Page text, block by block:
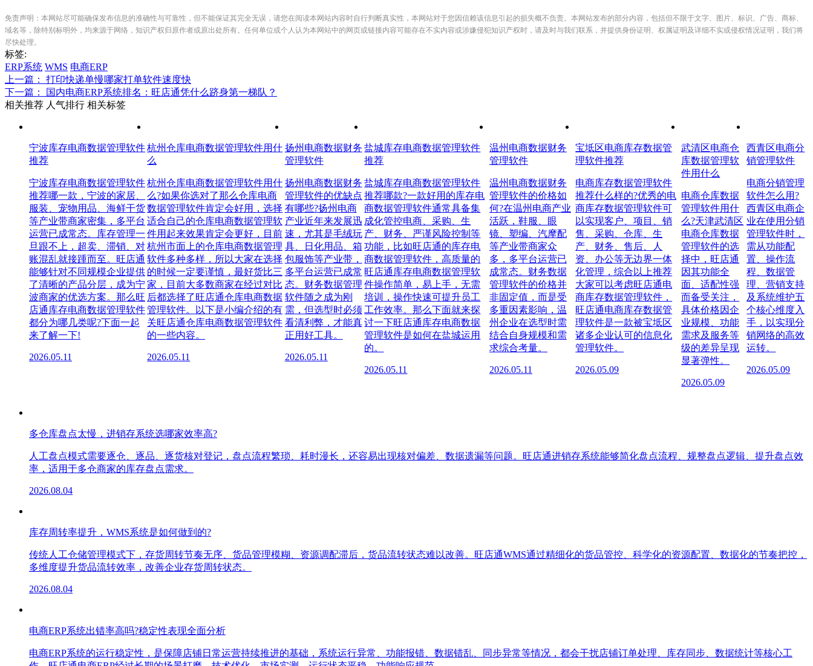
免责声明：本网站尽可能确保发布信息的准确性与可靠性，但不能保证其完全无误，请您在阅读本网站内容时自行判断真实性，本网站对于您因信赖该信息引起的损失概不负责。本网站发布的部分内容，包括但不限于文字、图片、标识、广告、商标、
域名等，除特别标明外，均来源于网络，知识产权归原作者或原出处所有。任何单位或个人认为本网站中的网页或链接内容可能存在不实内容或涉嫌侵犯知识产权时，请及时与我们联系，并提供身份证明、权属证明及详细不实或侵权情况证明，我们将
尽快处理。
标签:
ERP系统 WMS 电商ERP
上一篇： 打印快递单慢哪家打单软件速度快
下一篇： 国内电商ERP系统排名：旺店通凭什么跻身第一梯队？
相关推荐 人气排行 相关标签
宁波库存电商数据管理软件
推荐
宁波库存电商数据管理软件
推荐哪一款，宁波的家居、
服装、宠物用品、海鲜干货
等产业带商家密集，多平台
运营已成常态。库存管理一
旦跟不上，超卖、滞销、对
账混乱就接踵而至。旺店通
能够针对不同规模企业提供
了清晰的产品分层，成为宁
波商家的优选方案。那么旺
店通库存电商数据管理软件
都分为哪几类呢?下面一起
来了解一下!
2026.05.11
杭州仓库电商数据管理软件用什
么
杭州仓库电商数据管理软件用什
么?如果你选对了那么仓库电商
数据管理软件肯定会好用，选择
适合自己的仓库电商数据管理软
件用起来效果肯定会更好，目前
杭州市面上的仓库电商数据管理
软件多种多样，所以大家在选择
的时候一定要谨慎，最好货比三
家，目前大多数商家在经过对比
后都选择了旺店通仓库电商数据
管理软件。以下是小编介绍的有
关旺店通仓库电商数据管理软件
的一些内容。
2026.05.11
扬州电商数据财务
管理软件
扬州电商数据财务
管理软件的优缺点
有哪些?扬州电商
产业近年来发展迅
速，尤其是毛绒玩
具、日化用品、箱
包服饰等产业带，
多平台运营已成常
态。财务数据管理
软件随之成为刚
需，但选型时必须
看清利弊，才能真
正用好工具。
2026.05.11
盐城库存电商数据管理软件
推荐
盐城库存电商数据管理软件
推荐哪款?一款好用的库存电
商数据管理软件通常具备集
成化管控电商、采购、生
产、财务、严谨风险控制等
功能，比如旺店通的库存电
商数据管理软件，高质量的
旺店通库存电商数据管理软
件操作简单，易上手，无需
培训，操作快速可提升员工
工作效率。那么下面就来探
讨一下旺店通库存电商数据
管理软件是如何在盐城运用
的。
2026.05.11
温州电商数据财务
管理软件
温州电商数据财务
管理软件的价格如
何?在温州电商产业
活跃，鞋服、眼
镜、塑编、汽摩配
等产业带商家众
多，多平台运营已
成常态。财务数据
管理软件的价格并
非固定值，而是受
多重因素影响，温
州企业在选型时需
结合自身规模和需
求综合考量。
2026.05.11
宝坻区电商库存数据管
理软件推荐
电商库存数据管理软件
推荐什么样的?优秀的电
商库存数据管理软件可
以实现客户、项目、销
售、采购、仓库、生
产、财务、售后、人
资、办公等无边界一体
化管理，综合以上推荐
大家可以考虑旺店通电
商库存数据管理软件，
旺店通电商库存数据管
理软件是一款被宝坻区
诸多企业认可的信息化
管理软件。
2026.05.09
武清区电商仓
库数据管理软
件用什么
电商仓库数据
管理软件用什
么?天津武清区
电商仓库数据
管理软件的选
择中，旺店通
因其功能全
面、适配性强
而备受关注，
具体价格因企
业规模、功能
需求及服务等
级的差异呈现
显著弹性。
2026.05.09
西青区电商分
销管理软件
电商分销管理
软件怎么用?
西青区电商企
业在使用分销
管理软件时，
需从功能配
置、操作流
程、数据管
理、营销支持
及系统维护五
个核心维度入
手，以实现分
销网络的高效
运转。
2026.05.09
多仓库盘点太慢，进销存系统选哪家效率高?
人工盘点模式需要逐仓、逐品、逐货核对登记，盘点流程繁琐、耗时漫长，还容易出现核对偏差、数据遗漏等问题。旺店通进销存系统能够简化盘点流程、规整盘点逻辑、提升盘点效
率，适用于多仓商家的库存盘点需求。
2026.08.04
库存周转率提升，WMS系统是如何做到的?
传统人工仓储管理模式下，存货周转节奏无序、货品管理模糊、资源调配滞后，货品流转状态难以改善。旺店通WMS通过精细化的货品管控、科学化的资源配置、数据化的节奏把控，
多维度提升货品流转效率，改善企业存货周转状态。
2026.08.04
电商ERP系统出错率高吗?稳定性表现全面分析
电商ERP系统的运行稳定性，是保障店铺日常运营持续推进的基础，系统运行异常、功能报错、数据错乱、同步异常等情况，都会干扰店铺订单处理、库存同步、数据统计等核心工